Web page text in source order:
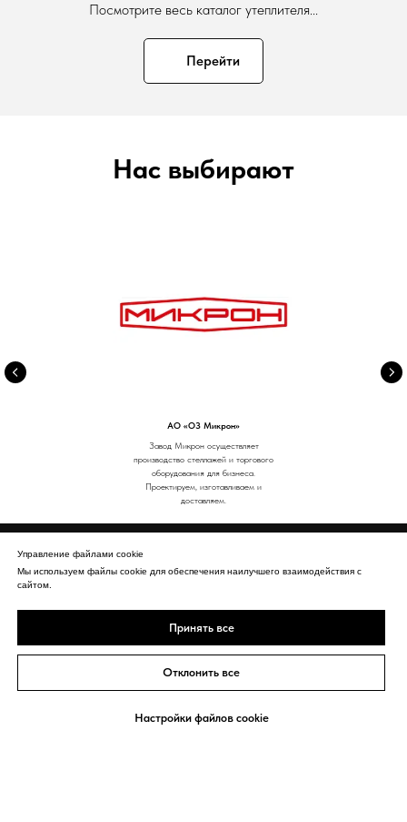
Посмотрите весь каталог утеплителя...
Перейти
Нас выбирают
АО «ОЗ Микрон»
Завод Микрон осуществляет
производство стеллажей и торгового
оборудования для бизнеса.
Проектируем, изготавливаем и
доставляем.
Что такое Пир плиты?
Условия продажи и доставки
Политика обработки персональных данных
Управление файлами cookie
Мы используем файлы cookie для обеспечения наилучшего взаимодействия с
сайтом.
Принять все
Отклонить все
Настройки файлов cookie